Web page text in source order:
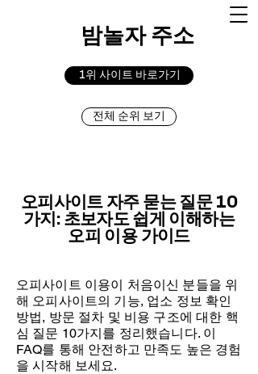
밤놀자 주소
1위 사이트 바로가기
전체 순위 보기
오피사이트 자주 묻는 질문 10
가지: 초보자도 쉽게 이해하는
오피 이용 가이드
오피사이트 이용이 처음이신 분들을 위
해 오피사이트의 기능, 업소 정보 확인
방법, 방문 절차 및 비용 구조에 대한 핵
심 질문 10가지를 정리했습니다. 이
FAQ를 통해 안전하고 만족도 높은 경험
을 시작해 보세요.